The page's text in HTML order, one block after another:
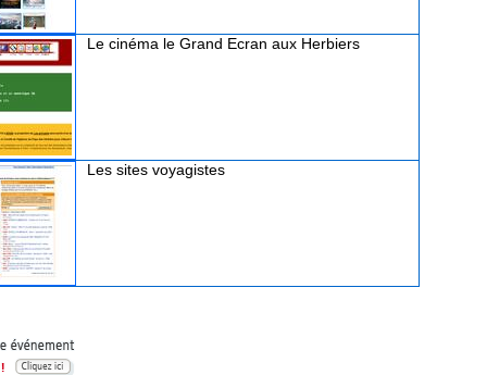
Le cinéma le Grand Ecran aux Herbiers
Les sites voyagistes